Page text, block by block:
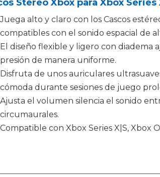
Stereo Xbox para Xbox Series
Juega alto y claro con los Cascos
compatibles con el sonido espacial de
El diseño flexible y ligero con diadema
presión de manera uniforme.
Disfruta de unos auriculares
cómoda durante sesiones de juego
Ajusta el volumen silencia el sonido
circumaurales.
Compatible con Xbox Series X|S, Xbox